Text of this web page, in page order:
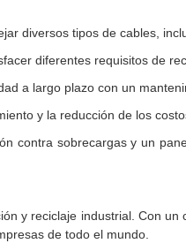
diversos tipos de cables,
diferentes requisitos de
a largo plazo con un
y la reducción de los
contra sobrecargas y un
y reciclaje industrial. Con un
de todo el mundo.